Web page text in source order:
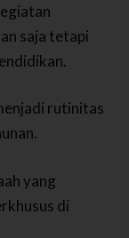
saja tetapi
rutinitas
yang
di